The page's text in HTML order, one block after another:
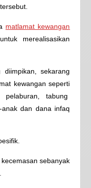
matlamat kewangan
merealisasikan
sekarang
kewangan seperti
tabung
dan dana infaq
sebanyak